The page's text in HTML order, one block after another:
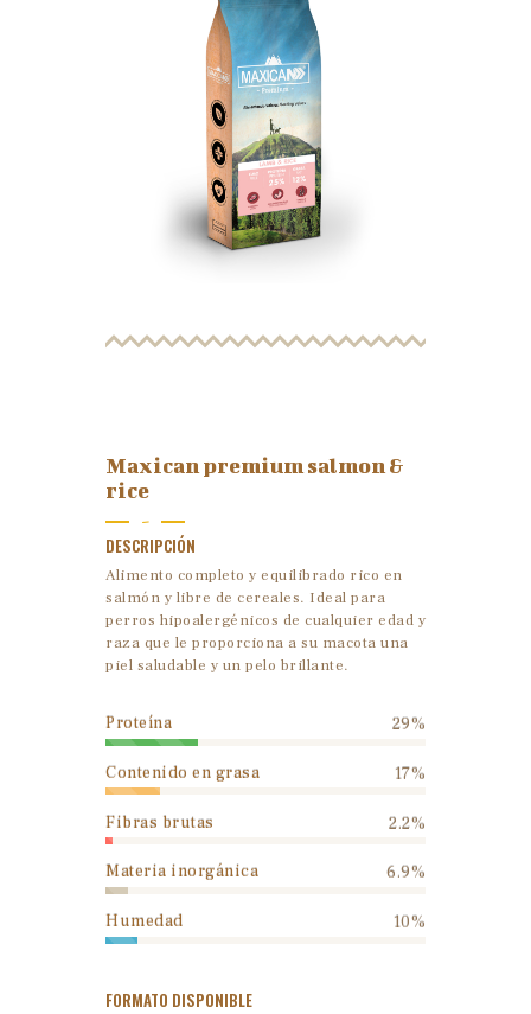
-
Maxican premium salmon &
rice
DESCRIPCIÓN
Alimento completo y equilibrado rico en
salmón y libre de cereales. Ideal para
perros hipoalergénicos de cualquier edad y
raza que le proporciona a su macota una
piel saludable y un pelo brillante.
Proteína 29%
Contenido en grasa 17%
Fibras brutas 2.2%
Materia inorgánica 6.9%
Humedad 10%
FORMATO DISPONIBLE